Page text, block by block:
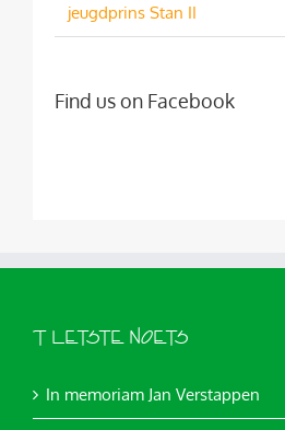
jeugdprins Stan II
Find us on Facebook
’T LETSTE NOETS
In memoriam Jan Verstappen